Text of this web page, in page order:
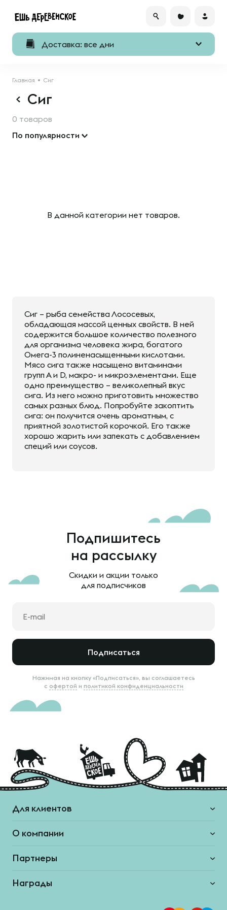
Доставка: все дни
Главная Сиг
Сиг
0 товаров
По популярности
В данной категории нет товаров.
Сиг – рыба семейства Лососевых,
обладающая массой ценных свойств. В ней
содержится большое количество полезного
для организма человека жира, богатого
Омега-3 полиненасыщенными кислотами.
Мясо сига также насыщено витаминами
групп А и D, макро- и микроэлементами. Еще
одно преимущество – великолепный вкус
сига. Из него можно приготовить множество
самых разных блюд. Попробуйте закоптить
сига: он получится очень ароматным, с
приятной золотистой корочкой. Его также
хорошо жарить или запекать с добавлением
специй или соусов.
Подпишитесь
на рассылку
Скидки и акции только
для подписчиков
Подписаться
Нажимая на кнопку «Подписаться», вы соглашаетесь
с офертой и политикой конфиденциальности
Для клиентов
О компании
Партнеры
Награды